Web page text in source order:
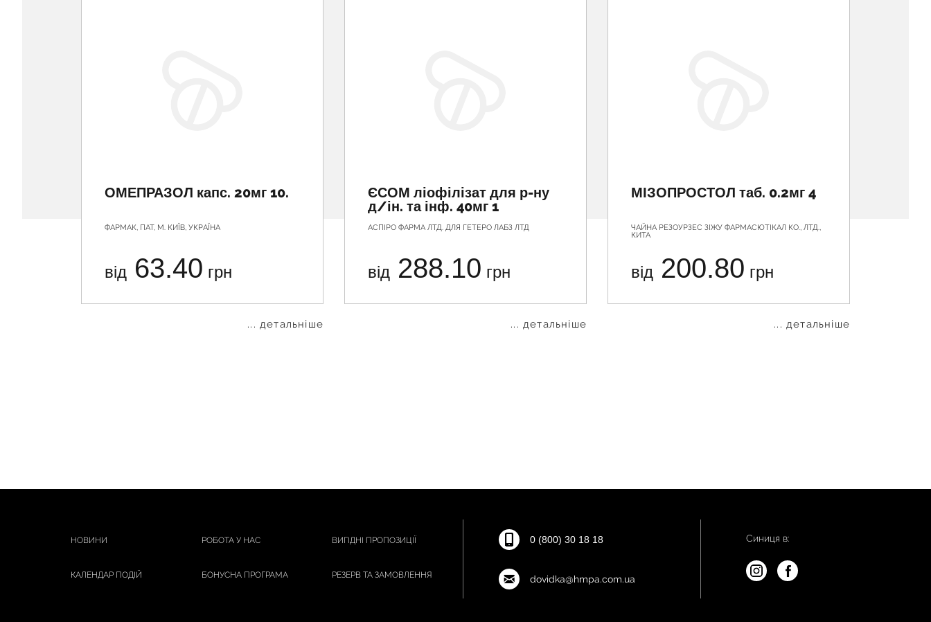
ОМЕПРАЗОЛ капс. 20мг 10.
ФАРМАК, ПАТ, М. КИЇВ, УКРАЇНА
від 63.40 грн
... детальніше
ЄСОМ ліофілізат для р-ну
д/ін. та інф. 40мг 1
АСПІРО ФАРМА ЛТД. ДЛЯ ГЕТЕРО ЛАБЗ ЛТД
від 288.10 грн
... детальніше
МІЗОПРОСТОЛ таб. 0.2мг 4
ЧАЙНА РЕЗОУРЗЕС ЗІЖУ ФАРМАСЮТІКАЛ КО., ЛТД.,
КИТА
від 200.80 грн
... детальніше
НОВИНИ РОБОТА У НАС ВИГІДНІ ПРОПОЗИЦІЇ
КАЛЕНДАР ПОДІЙ БОНУСНА ПРОГРАМА РЕЗЕРВ ТА ЗАМОВЛЕННЯ
0 (800) 30 18 18
dovidka@hmpa.com.ua
Синиця в: